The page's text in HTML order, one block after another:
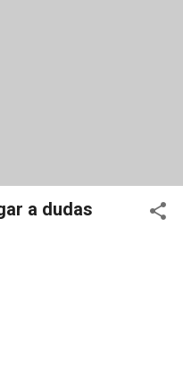
a dudas